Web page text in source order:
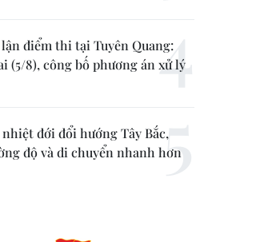
điểm thi tại Tuyên Quang:
(5/8), công bố phương án xử lý
đới đổi hướng Tây Bắc,
độ và di chuyển nhanh hơn